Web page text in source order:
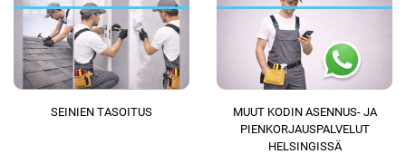
SEINIEN TASOITUS
MUUT KODIN ASENNUS- JA
PIENKORJAUSPALVELUT
HELSINGISSÄ